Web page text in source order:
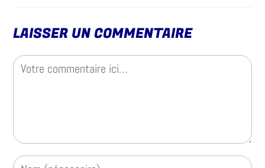
LAISSER UN COMMENTAIRE